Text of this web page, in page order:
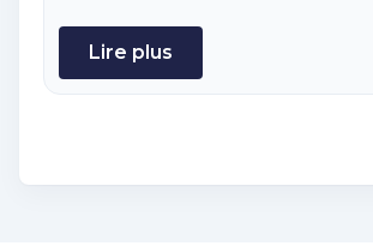
Lire plus